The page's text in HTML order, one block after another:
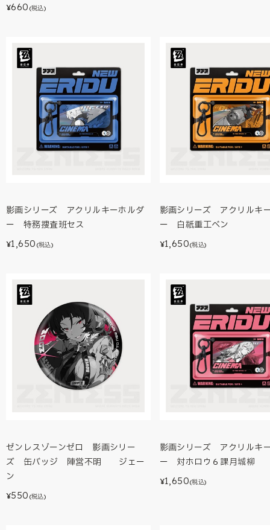
¥660 (税込)
影画シリーズ アクリルキーホルダ
ー 特務捜査班セス
¥1,650 (税込)
影画シリーズ アクリルキ
ー 白祇重工ベン
¥1,650(税込)
ゼンレスゾーンゼロ 影画シリー
ズ 缶バッジ 陣営不明 ジェー
ン
¥550 (税込)
影画シリーズ アクリルキ
ー 対ホロウ６課月城柳
¥1,650(税込)